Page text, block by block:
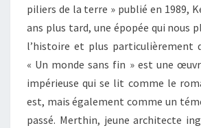
piliers de la terre » publié en 1989,
ans plus tard, une épopée qui nous
l’histoire et plus particulièrement
« Un monde sans fin » est une
impérieuse qui se lit comme le
est, mais également comme un
passé. Merthin, jeune architecte